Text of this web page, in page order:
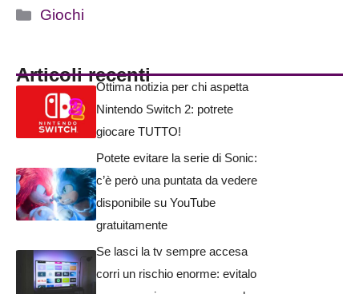
Categorie
Giochi
Articoli recenti
Ottima notizia per chi aspetta
Nintendo Switch 2: potrete
giocare TUTTO!
Potete evitare la serie di Sonic:
c’è però una puntata da vedere
disponibile su YouTube
gratuitamente
Se lasci la tv sempre accesa
corri un rischio enorme: evitalo